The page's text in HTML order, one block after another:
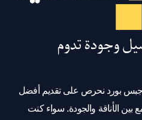
نحرص على تقديم أفضل
والجودة. سواء كنت